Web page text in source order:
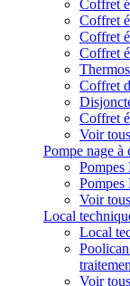
Coffret
Coffret
Coffret
Coffret
Coffret
Coffret
Voir
Pompe nage à
Voir
Local
Local
Voir